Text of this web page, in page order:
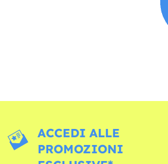
ACCEDI ALLE
PROMOZIONI